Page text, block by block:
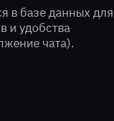
в базе данных для
и удобства
чата).